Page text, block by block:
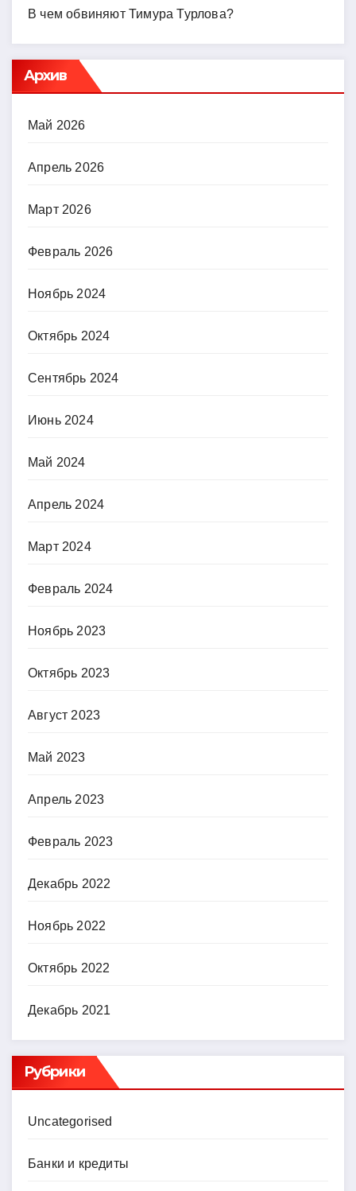
В чем обвиняют Тимура Турлова?
Архив
Май 2026
Апрель 2026
Март 2026
Февраль 2026
Ноябрь 2024
Октябрь 2024
Сентябрь 2024
Июнь 2024
Май 2024
Апрель 2024
Март 2024
Февраль 2024
Ноябрь 2023
Октябрь 2023
Август 2023
Май 2023
Апрель 2023
Февраль 2023
Декабрь 2022
Ноябрь 2022
Октябрь 2022
Декабрь 2021
Рубрики
Uncategorised
Банки и кредиты